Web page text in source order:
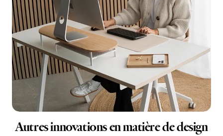
Autres innovations en matière de design